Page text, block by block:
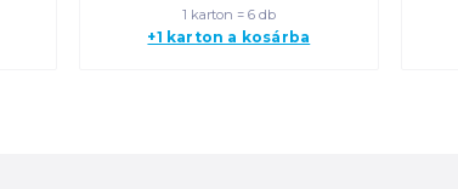
1 karton = 6 db
+1 karton a kosárba